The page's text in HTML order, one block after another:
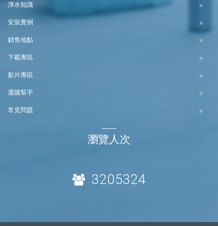
淨水知識
安裝實例
銷售地點
下載專區
影片專區
選購幫手
常見問題
瀏覽人次
3205324